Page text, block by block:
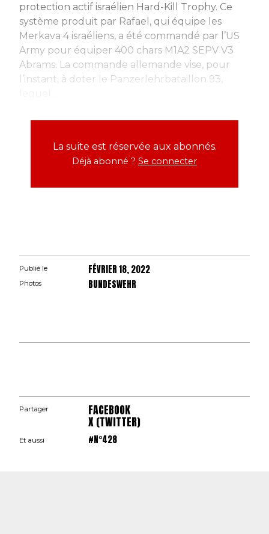
protection actif israélien Hard-Kill Trophy. Ce
système produit par Rafael, qui équipe les
Merkava 4 israéliens, a été commandé par l’US
Army pour équiper 400 chars M1A2 SEPV V3
Abrams. La commande allemande vise, pour
l’instant, à doter le Panzerlehrbataillon 93,
La suite est réservée aux abonnés.
Déjà abonné ? Se connecter
Publié le FÉVRIER 18, 2022
Photos BUNDESWEHR
Partager FACEBOOK
X (TWITTER)
Et aussi #N°428